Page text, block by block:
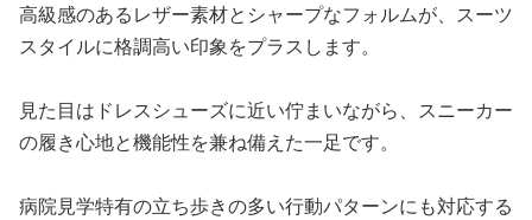
高級感のあるレザー素材とシャープなフォルムが、スーツ
スタイルに格調高い印象をプラスします。
見た目はドレスシューズに近い佇まいながら、スニーカー
の履き心地と機能性を兼ね備えた一足です。
病院見学特有の立ち歩きの多い行動パターンにも対応する